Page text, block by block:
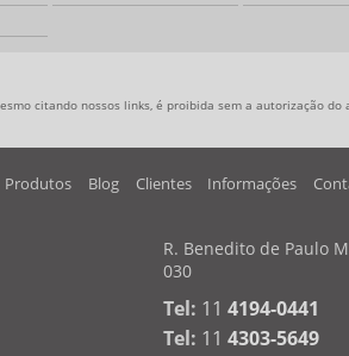
citando nossos links, é proibida sem a autorização
Produtos Blog Clientes Informações
R. Benedito de Paulo
030
Tel: 11 4194-0441
Tel: 11 4303-5649